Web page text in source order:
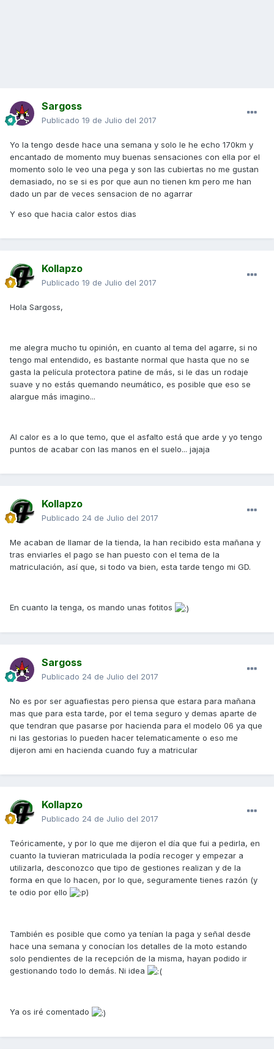
Sargoss
Publicado 19 de Julio del 2017
Yo la tengo desde hace una semana y solo le he echo 170km y
encantado de momento muy buenas sensaciones con ella por el
momento solo le veo una pega y son las cubiertas no me gustan
demasiado, no se si es por que aun no tienen km pero me han
dado un par de veces sensacion de no agarrar
Y eso que hacia calor estos dias
Kollapzo
Publicado 19 de Julio del 2017
Hola Sargoss,
me alegra mucho tu opinión, en cuanto al tema del agarre, si no
tengo mal entendido, es bastante normal que hasta que no se
gasta la película protectora patine de más, si le das un rodaje
suave y no estás quemando neumático, es posible que eso se
alargue más imagino...
Al calor es a lo que temo, que el asfalto está que arde y yo tengo
puntos de acabar con las manos en el suelo... jajaja
Kollapzo
Publicado 24 de Julio del 2017
Me acaban de llamar de la tienda, la han recibido esta mañana y
tras enviarles el pago se han puesto con el tema de la
matriculación, así que, si todo va bien, esta tarde tengo mi GD.
En cuanto la tenga, os mando unas fotitos
Sargoss
Publicado 24 de Julio del 2017
No es por ser aguafiestas pero piensa que estara para mañana
mas que para esta tarde, por el tema seguro y demas aparte de
que tendran que pasarse por hacienda para el modelo 06 ya que
ni las gestorias lo pueden hacer telematicamente o eso me
dijeron ami en hacienda cuando fuy a matricular
Kollapzo
Publicado 24 de Julio del 2017
Teóricamente, y por lo que me dijeron el día que fui a pedirla, en
cuanto la tuvieran matriculada la podía recoger y empezar a
utilizarla, desconozco que tipo de gestiones realizan y de la
forma en que lo hacen, por lo que, seguramente tienes razón (y
te odio por ello
)
También es posible que como ya tenían la paga y señal desde
hace una semana y conocían los detalles de la moto estando
solo pendientes de la recepción de la misma, hayan podido ir
gestionando todo lo demás. Ni idea
Ya os iré comentado